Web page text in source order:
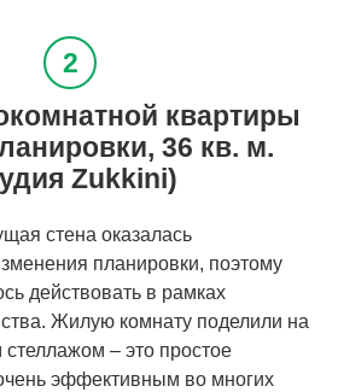
квартиры
36 кв. м.
Zukkini)
стена оказалась
планировки, поэтому
действовать в рамках
Жилую комнату поделили на
– это простое
эффективным во многих